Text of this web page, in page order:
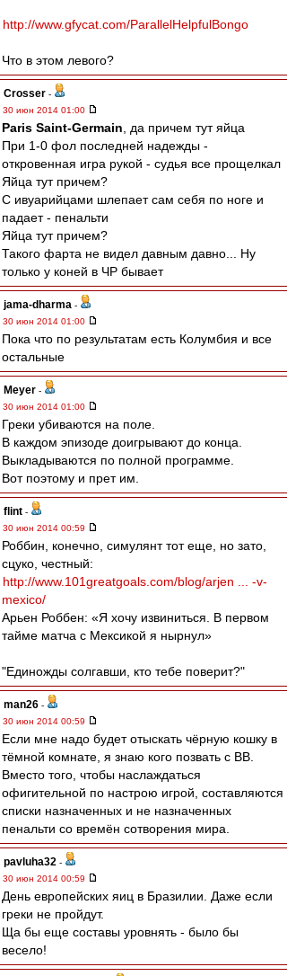
http://www.gfycat.com/ParallelHelpfulBongo
Что в этом левого?
Crosser -
30 июн 2014 01:00
Paris Saint-Germain , да причем тут яйца
При 1-0 фол последней надежды -
откровенная игра рукой - судья все прощелкал
Яйца тут причем?
С ивуарийцами шлепает сам себя по ноге и
падает - пенальти
Яйца тут причем?
Такого фарта не видел давным давно... Ну
только у коней в ЧР бывает
jama-dharma -
30 июн 2014 01:00
Пока что по результатам есть Колумбия и все
остальные
Meyer -
30 июн 2014 01:00
Греки убиваются на поле.
В каждом эпизоде доигрывают до конца.
Выкладываются по полной программе.
Вот поэтому и прет им.
flint -
30 июн 2014 00:59
Роббин, конечно, симулянт тот еще, но зато,
сцуко, честный:
http://www.101greatgoals.com/blog/arjen ... -v-
mexico/
Арьен Роббен: «Я хочу извиниться. В первом
тайме матча с Мексикой я нырнул»
"Единожды солгавши, кто тебе поверит?"
man26 -
30 июн 2014 00:59
Если мне надо будет отыскать чёрную кошку в
тёмной комнате, я знаю кого позвать с ВВ.
Вместо того, чтобы наслаждаться
офигительной по настрою игрой, составляются
списки назначенных и не назначенных
пенальти со времён сотворения мира.
pavluha32 -
30 июн 2014 00:59
День европейских яиц в Бразилии. Даже если
греки не пройдут.
Ща бы еще составы уровнять - было бы
весело!